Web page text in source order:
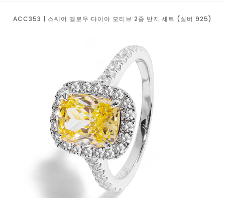
ACC353 | 스퀘어 옐로우 다이아 모티브 2종 반지 세트 (실버 925)